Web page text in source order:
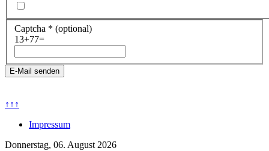
Captcha * (optional)
13+77=
E-Mail senden
↑↑↑
Impressum
Donnerstag, 06. August 2026